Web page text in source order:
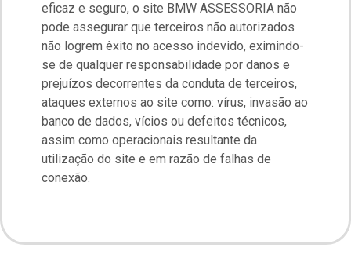
eficaz e seguro, o site BMW ASSESSORIA não
pode assegurar que terceiros não autorizados
não logrem êxito no acesso indevido, eximindo-
se de qualquer responsabilidade por danos e
prejuízos decorrentes da conduta de terceiros,
ataques externos ao site como: vírus, invasão ao
banco de dados, vícios ou defeitos técnicos,
assim como operacionais resultante da
utilização do site e em razão de falhas de
conexão.